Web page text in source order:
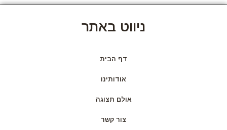
ניווט באתר
דף הבית
אודותינו
אולם תצוגה
צור קשר